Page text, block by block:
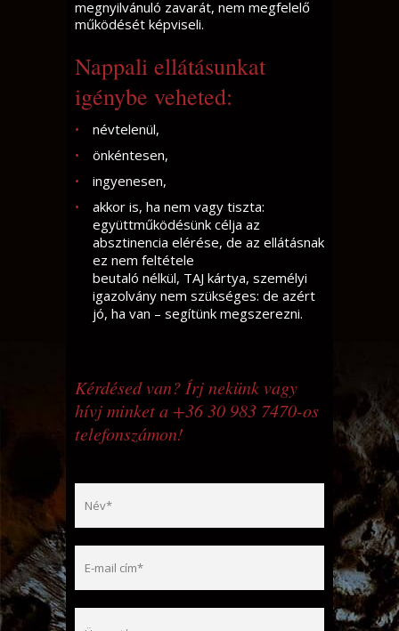
megnyilvánuló zavarát, nem megfelelő
működését képviseli.
Nappali ellátásunkat
igénybe veheted:
névtelenül,
önkéntesen,
ingyenesen,
akkor is, ha nem vagy tiszta:
együttműködésünk célja az
absztinencia elérése, de az ellátásnak
ez nem feltétele
beutaló nélkül, TAJ kártya, személyi
igazolvány nem szükséges: de azért
jó, ha van – segítünk megszerezni.
Kérdésed van? Írj nekünk vagy
hívj minket a +36 30 983 7470-os
telefonszámon!